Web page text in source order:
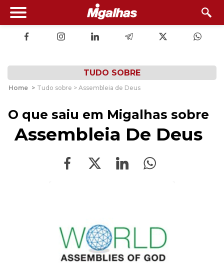
TUDO SOBRE
Home > Tudo sobre > Assembleia de Deus
O que saiu em Migalhas sobre
Assembleia De Deus